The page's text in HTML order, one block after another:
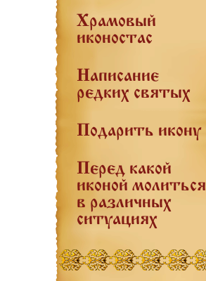
Храмовый
иконостас
Написание
редких святых
Подарить икону
Перед какой
иконой молиться
в различных
ситуациях